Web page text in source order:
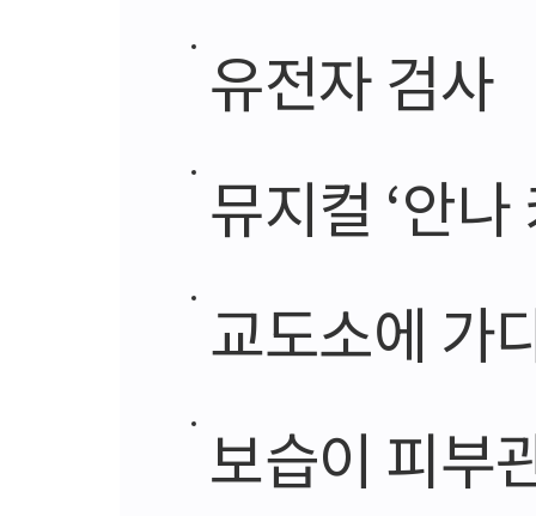
유전자 검사
뮤지컬 ‘안나
교도소에 가
보습이 피부